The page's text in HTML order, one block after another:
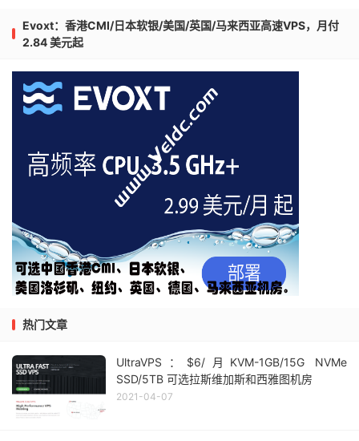
Evoxt：香港CMI/日本软银/美国/英国/马来西亚高速VPS，月付
2.84 美元起
热门文章
UltraVPS：$6/月KVM-1GB/15G NVMe
SSD/5TB 可选拉斯维加斯和西雅图机房
2021-04-07